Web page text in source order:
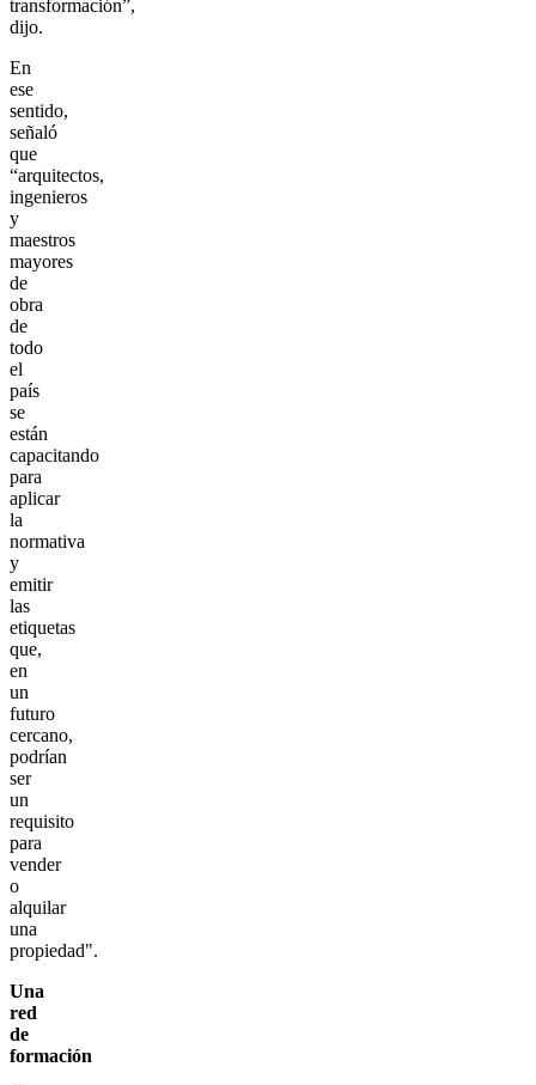
transformación”,
dijo.
En
ese
sentido,
señaló
que
“arquitectos,
ingenieros
y
maestros
mayores
de
obra
de
todo
el
país
se
están
capacitando
para
aplicar
la
normativa
y
emitir
las
etiquetas
que,
en
un
futuro
cercano,
podrían
ser
un
requisito
para
vender
o
alquilar
una
propiedad".
Una
red
de
formación